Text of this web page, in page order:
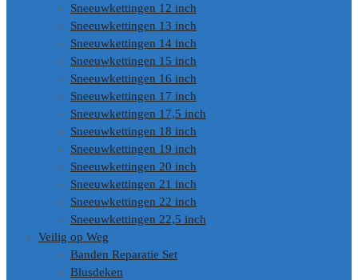
Sneeuwkettingen 12 inch
Sneeuwkettingen 13 inch
Sneeuwkettingen 14 inch
Sneeuwkettingen 15 inch
Sneeuwkettingen 16 inch
Sneeuwkettingen 17 inch
Sneeuwkettingen 17,5 inch
Sneeuwkettingen 18 inch
Sneeuwkettingen 19 inch
Sneeuwkettingen 20 inch
Sneeuwkettingen 21 inch
Sneeuwkettingen 22 inch
Sneeuwkettingen 22,5 inch
Veilig op Weg
Banden Reparatie Set
Blusdeken